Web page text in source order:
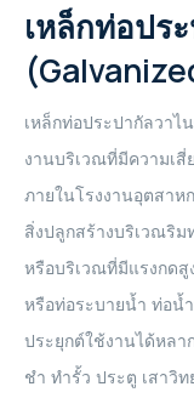
Rental
Rental
เหล็กท่อปร
เหล็กท่อประปากัลวาไน
งานบริเวณที่มีความเสี่
ภายในโรงงานอุตสาห
สิ่งปลูกสร้างบริเวณริม
หรือบริเวณที่มีแรงกด
หรือท่อระบายน้ำ ท่อน้
ประยุกต์ใช้งานได้หลา
ชำ ทำรั้ว ประตู เสาวิ